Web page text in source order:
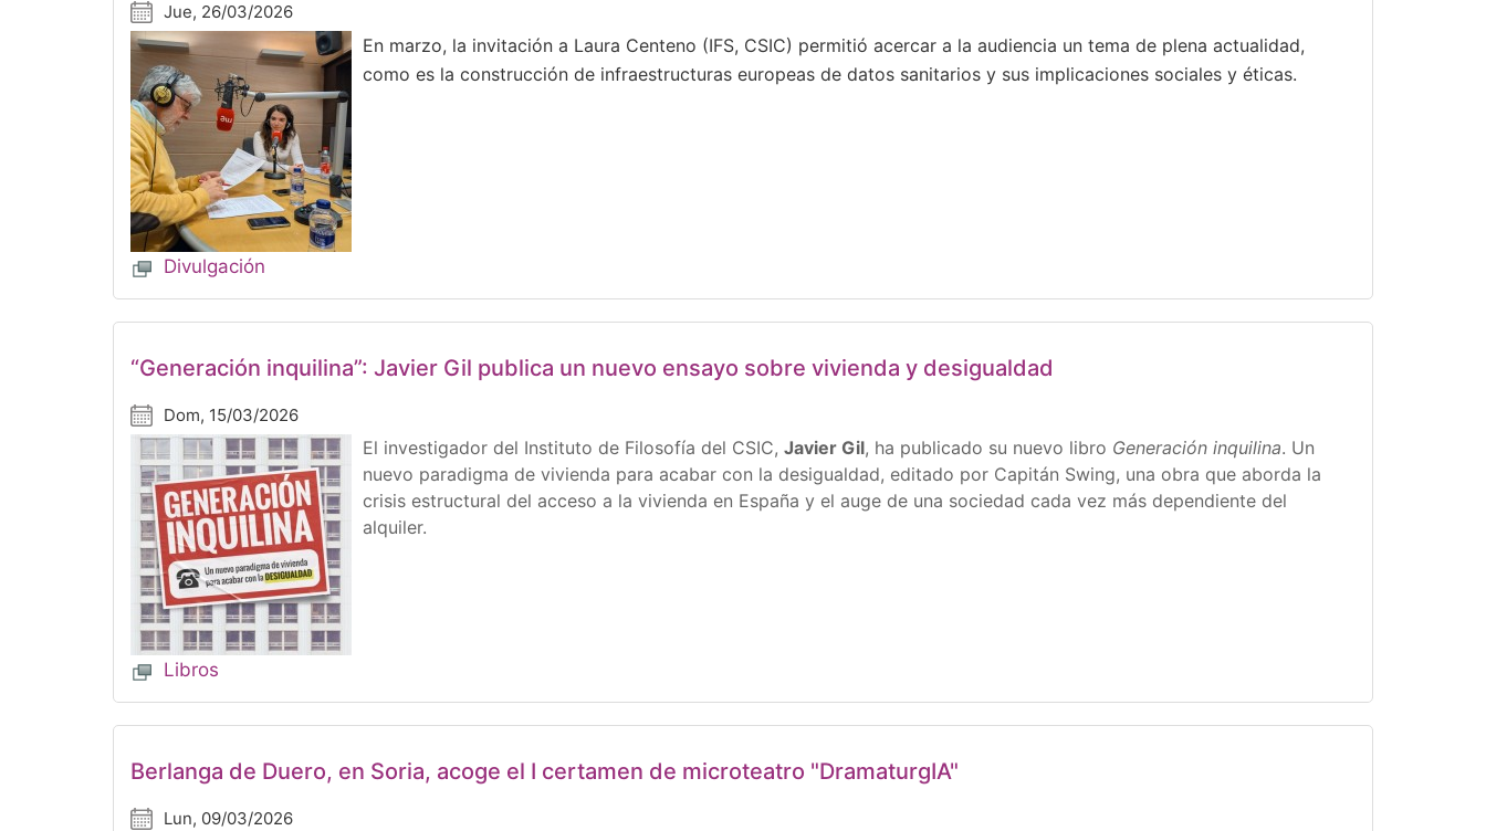
Jue, 26/03/2026
En marzo, la invitación a Laura Centeno (IFS, CSIC) permitió acercar a la audiencia un tema de plena actualidad,
como es la construcción de infraestructuras europeas de datos sanitarios y sus implicaciones sociales y éticas.
Divulgación
“Generación inquilina”: Javier Gil publica un nuevo ensayo sobre vivienda y desigualdad
Dom, 15/03/2026
El investigador del Instituto de Filosofía del CSIC, Javier Gil, ha publicado su nuevo libro Generación inquilina. Un
nuevo paradigma de vivienda para acabar con la desigualdad, editado por Capitán Swing, una obra que aborda la
crisis estructural del acceso a la vivienda en España y el auge de una sociedad cada vez más dependiente del
alquiler.
Libros
Berlanga de Duero, en Soria, acoge el I certamen de microteatro "DramaturgIA"
Lun, 09/03/2026